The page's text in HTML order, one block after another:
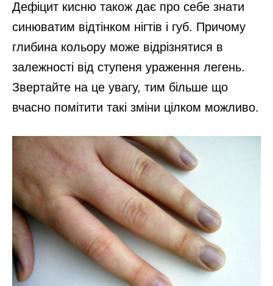
Дефіцит кисню також дає про себе знати
синюватим відтінком нігтів і губ. Причому
глибина кольору може відрізнятися в
залежності від ступеня ураження легень.
Звертайте на це увагу, тим більше що
вчасно помітити такі зміни цілком можливо.